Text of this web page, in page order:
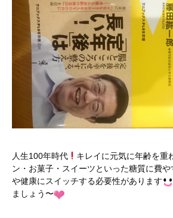
人生100年時代
キレイに元気に年齢を重
ン・お菓子・スイーツといった糖質に費
や健康にスイッチする必要性があります
ましょう〜